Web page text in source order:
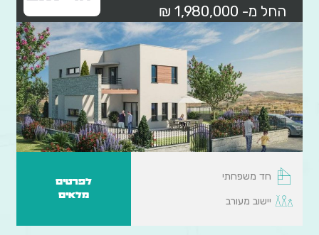
החל מ- 1,980,000 ₪
חד משפחתי
יישוב מעורב
לפרטים
מלאים